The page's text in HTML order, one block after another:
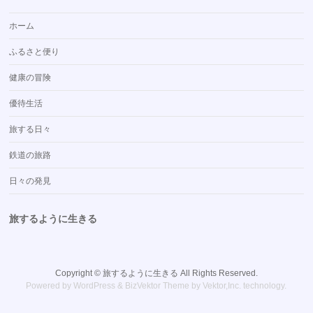
ホーム
ふるさと便り
健康の冒険
優待生活
旅する日々
鉄道の旅路
日々の発見
旅するように生きる
Copyright © 旅するように生きる All Rights Reserved.
Powered byWordPress & BizVektor Theme byVektor,Inc. technology.